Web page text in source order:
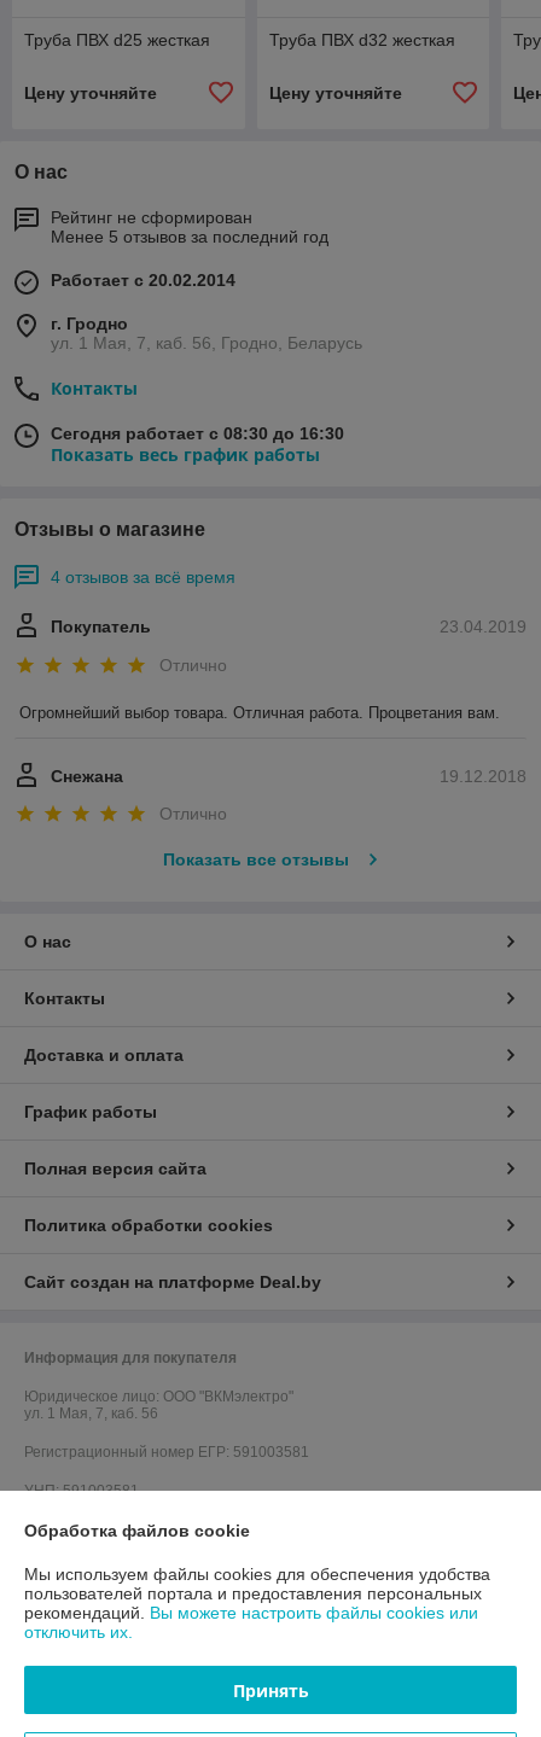
Труба ПВХ d25 жесткая
Цену уточняйте
Труба ПВХ d32 жесткая
Цену уточняйте
О нас
Рейтинг не сформирован
Менее 5 отзывов за последний год
Работает с 20.02.2014
г. Гродно
ул. 1 Мая, 7, каб. 56, Гродно, Беларусь
Контакты
Сегодня работает с 08:30 до 16:30
Показать весь график работы
Отзывы о магазине
4 отзывов за всё время
23.04.2019
Покупатель
Отлично
Огромнейший выбор товара. Отличная работа. Процветания вам.
19.12.2018
Снежана
Отлично
Показать все отзывы
О нас
Контакты
Доставка и оплата
График работы
Полная версия сайта
Политика обработки cookies
Сайт создан на платформе Deal.by
Информация для покупателя
Юридическое лицо: ООО "ВКМэлектро"
ул. 1 Мая, 7, каб. 56
Регистрационный номер ЕГР: 591003581
УНП: 591003581
Регистрационный орган: Гродненский городской исполнительный
Дата регистрации компании: 29.03.2012
Ссылка на свидетельство/лицензию
Ссылка на свидетельство/лицензию
Ссылка на свидетельство/лицензию
Обработка файлов cookie
Мы используем файлы cookies для обеспечения удобства
пользователей портала и предоставления персональных
рекомендаций. Вы можете настроить файлы cookies или
отключить их.
Принять